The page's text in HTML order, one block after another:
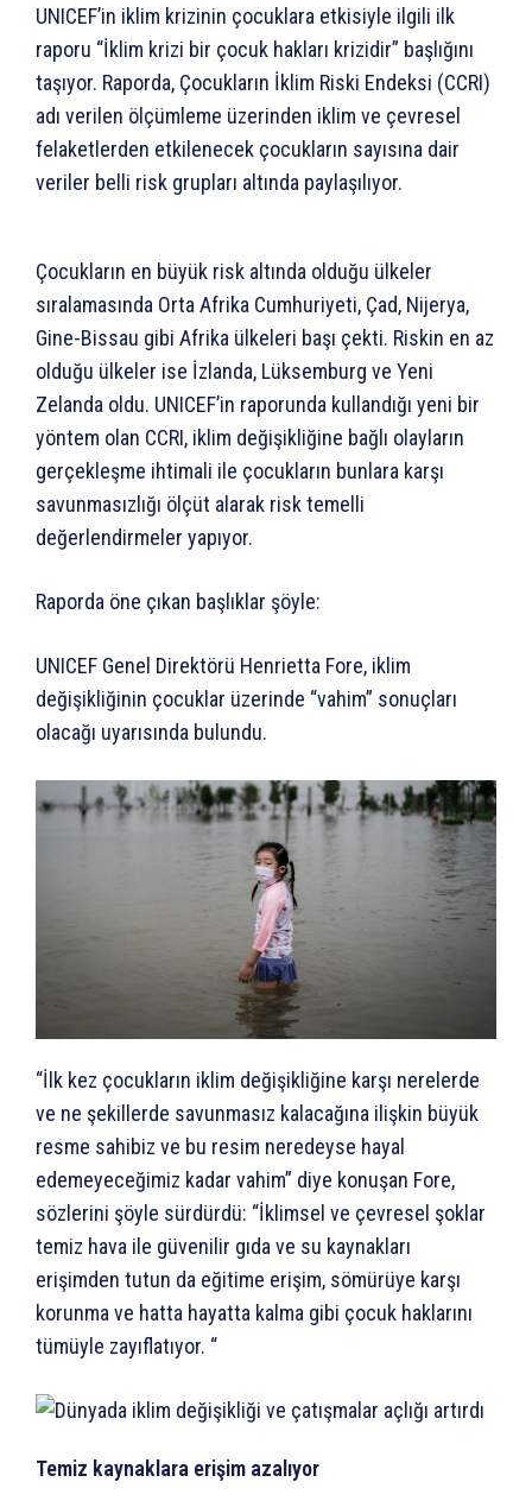
UNICEF’in iklim krizinin çocuklara etkisiyle ilgili ilk
raporu “İklim krizi bir çocuk hakları krizidir” başlığını
taşıyor. Raporda, Çocukların İklim Riski Endeksi (CCRI)
adı verilen ölçümleme üzerinden iklim ve çevresel
felaketlerden etkilenecek çocukların sayısına dair
veriler belli risk grupları altında paylaşılıyor.
Çocukların en büyük risk altında olduğu ülkeler
sıralamasında Orta Afrika Cumhuriyeti, Çad, Nijerya,
Gine-Bissau gibi Afrika ülkeleri başı çekti. Riskin en az
olduğu ülkeler ise İzlanda, Lüksemburg ve Yeni
Zelanda oldu. UNICEF’in raporunda kullandığı yeni bir
yöntem olan CCRI, iklim değişikliğine bağlı olayların
gerçekleşme ihtimali ile çocukların bunlara karşı
savunmasızlığı ölçüt alarak risk temelli
değerlendirmeler yapıyor.
Raporda öne çıkan başlıklar şöyle:
UNICEF Genel Direktörü Henrietta Fore, iklim
değişikliğinin çocuklar üzerinde “vahim” sonuçları
olacağı uyarısında bulundu.
“İlk kez çocukların iklim değişikliğine karşı nerelerde
ve ne şekillerde savunmasız kalacağına ilişkin büyük
resme sahibiz ve bu resim neredeyse hayal
edemeyeceğimiz kadar vahim” diye konuşan Fore,
sözlerini şöyle sürdürdü: “İklimsel ve çevresel şoklar
temiz hava ile güvenilir gıda ve su kaynakları
erişimden tutun da eğitime erişim, sömürüye karşı
korunma ve hatta hayatta kalma gibi çocuk haklarını
tümüyle zayıflatıyor. “
Temiz kaynaklara erişim azalıyor